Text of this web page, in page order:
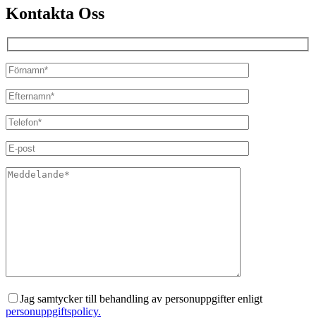
Kontakta Oss
Jag samtycker till behandling av personuppgifter enligt
personuppgiftspolicy.